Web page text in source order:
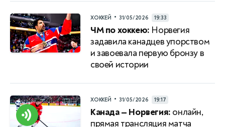
ХОККЕЙ • 31/05/2026 19:33
ЧМ по хоккею: Норвегия
задавила канадцев упорством
и завоевала первую бронзу в
своей истории
ХОККЕЙ • 31/05/2026 19:17
Канада — Норвегия: онлайн,
прямая трансляция матча